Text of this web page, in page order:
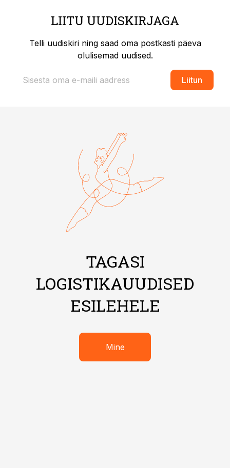
LIITU UUDISKIRJAGA
Telli uudiskiri ning saad oma postkasti päeva
olulisemad uudised.
Liitun
TAGASI
LOGISTIKAUUDISED
ESILEHELE
Mine